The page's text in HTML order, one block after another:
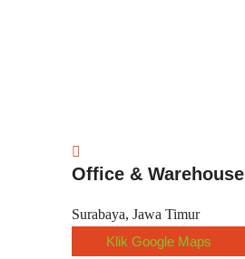
Office & Warehouse
Surabaya, Jawa Timur
Klik Google Maps